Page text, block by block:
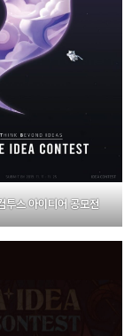
스 아이디어 공모전